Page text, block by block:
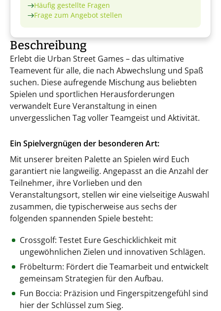
Häufig gestellte Fragen
Frage zum Angebot stellen
Beschreibung
Erlebt die Urban Street Games – das ultimative
Teamevent für alle, die nach Abwechslung und Spaß
suchen. Diese aufregende Mischung aus beliebten
Spielen und sportlichen Herausforderungen
verwandelt Eure Veranstaltung in einen
unvergesslichen Tag voller Teamgeist und Aktivität.
Ein Spielvergnügen der besonderen Art:
Mit unserer breiten Palette an Spielen wird Euch
garantiert nie langweilig. Angepasst an die Anzahl der
Teilnehmer, ihre Vorlieben und den
Veranstaltungsort, stellen wir eine vielseitige Auswahl
zusammen, die typischerweise aus sechs der
folgenden spannenden Spiele besteht:
Crossgolf: Testet Eure Geschicklichkeit mit
ungewöhnlichen Zielen und innovativen Schlägen.
Fröbelturm: Fördert die Teamarbeit und entwickelt
gemeinsam Strategien für den Aufbau.
Fun Boccia: Präzision und Fingerspitzengefühl sind
hier der Schlüssel zum Sieg.